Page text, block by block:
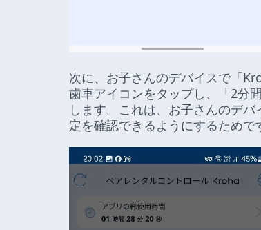
次に、お子さんのデバイスで「
歯車アイコンをタップし、「2分
します。これは、お子さんのデ
定を確認できるようにするためで